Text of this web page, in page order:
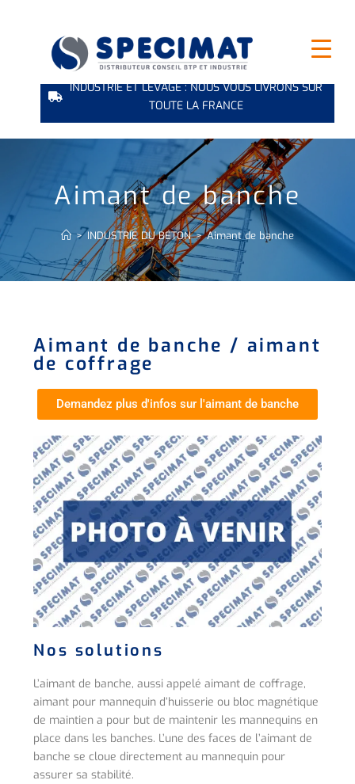
INDUSTRIE ET LEVAGE : NOUS VOUS LIVRONS SUR
TOUTE LA FRANCE
Aimant de banche
> INDUSTRIE DU BÉTON > Aimant de banche
Aimant de banche / aimant
de coffrage
Demandez plus d'infos sur l'aimant de banche
Nos solutions
L’aimant de banche, aussi appelé aimant de coffrage,
aimant pour mannequin d’huisserie ou bloc magnétique
de maintien a pour but de maintenir les mannequins en
place dans les banches. L’une des faces de l’aimant de
banche se cloue directement au mannequin pour
assurer sa stabilité.